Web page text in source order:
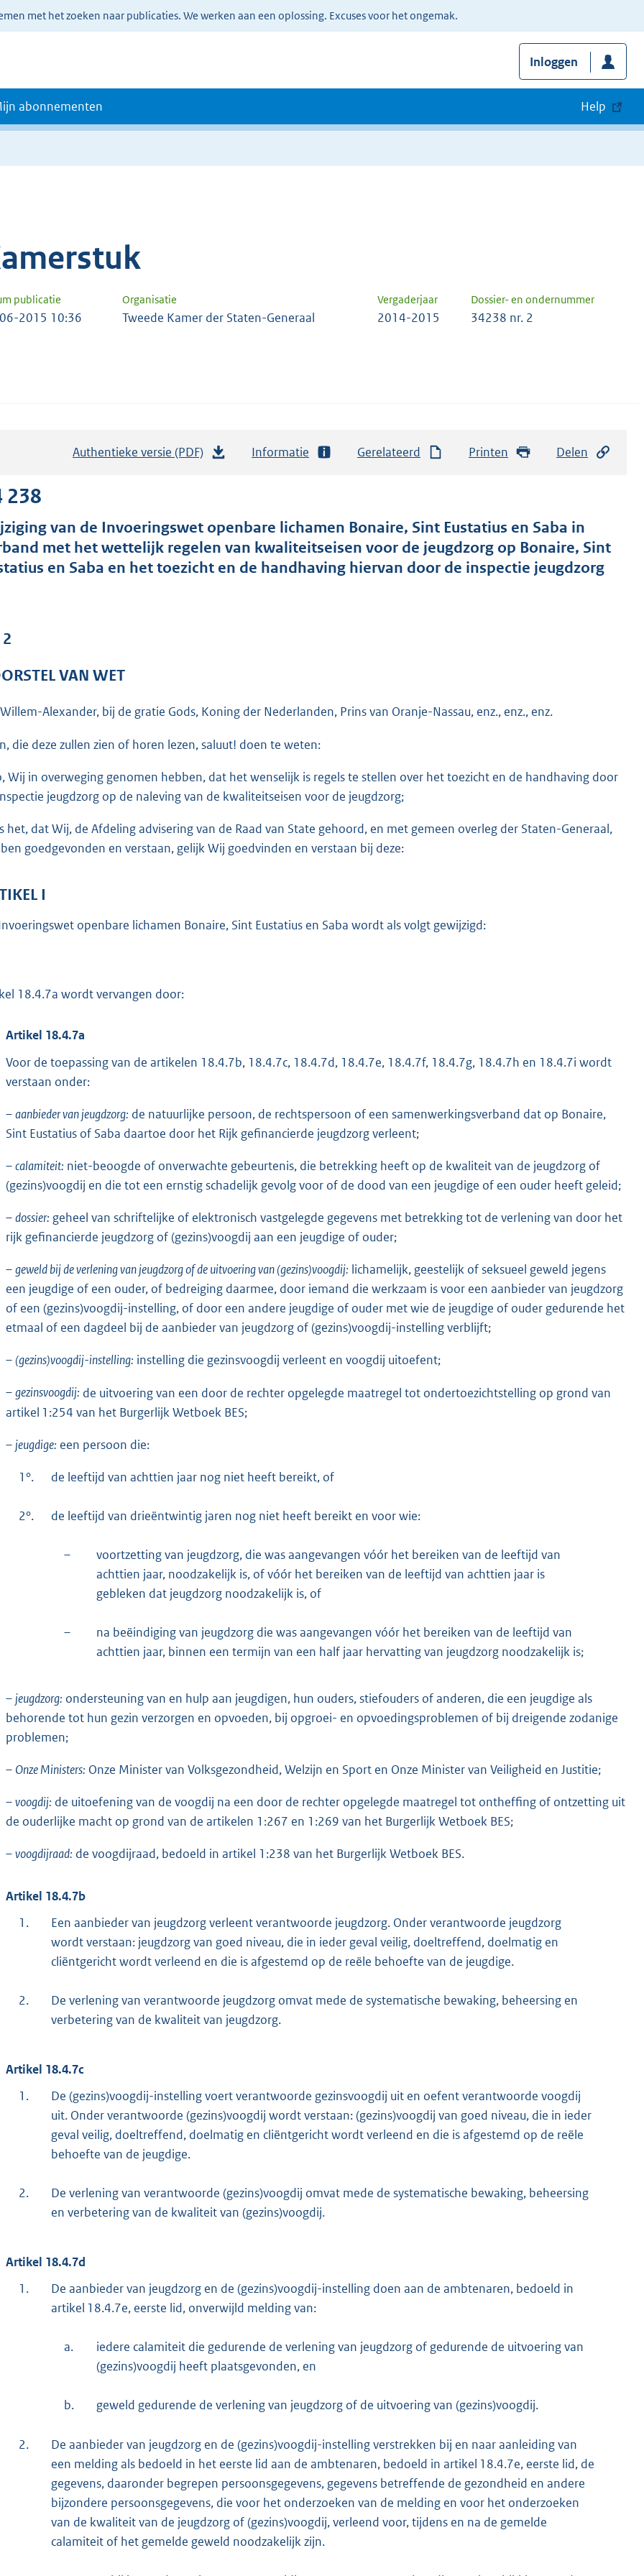
met het zoeken naar publicaties. We werken aan een oplossing. Excuses voor het ongemak.
Inloggen
abonnementen Help
publicatie Organisatie Vergaderjaar Dossier- en ondernummer
2015 10:36 Tweede Kamer der Staten-Generaal 2014-2015 34238 nr. 2
Authentieke versie (PDF)
a
n
d
t
:
0
K
Informatie Gerelateerd Printen Delen
238
van de Invoeringswet openbare lichamen Bonaire, Sint Eustatius en Saba in
met het wettelijk regelen van kwaliteitseisen voor de jeugdzorg op Bonaire, Sint
en Saba en het toezicht en de handhaving hiervan door de inspectie jeugdzorg
VAN WET
Alexander, bij de gratie Gods, Koning der Nederlanden, Prins van Oranje-Nassau, enz., enz., enz.
die deze zullen zien of horen lezen, saluut! doen te weten:
Wij in overweging genomen hebben, dat het wenselijk is regels te stellen over het toezicht en de handhaving door
jeugdzorg op de naleving van de kwaliteitseisen voor de jeugdzorg;
het, dat Wij, de Afdeling advisering van de Raad van State gehoord, en met gemeen overleg der Staten-Generaal,
goedgevonden en verstaan, gelijk Wij goedvinden en verstaan bij deze:
I
openbare lichamen Bonaire, Sint Eustatius en Saba wordt als volgt gewijzigd:
18.4.7a wordt vervangen door:
Artikel 18.4.7a
Voor de toepassing van de artikelen 18.4.7b, 18.4.7c, 18.4.7d, 18.4.7e, 18.4.7f, 18.4.7g, 18.4.7h en 18.4.7i wordt
verstaan onder:
–aanbieder van jeugdzorg: de natuurlijke persoon, de rechtspersoon of een samenwerkingsverband dat op Bonaire,
Sint Eustatius of Saba daartoe door het Rijk gefinancierde jeugdzorg verleent;
–calamiteit: niet-beoogde of onverwachte gebeurtenis, die betrekking heeft op de kwaliteit van de jeugdzorg of
(gezins)voogdij en die tot een ernstig schadelijk gevolg voor of de dood van een jeugdige of een ouder heeft geleid;
–dossier: geheel van schriftelijke of elektronisch vastgelegde gegevens met betrekking tot de verlening van door het
rijk gefinancierde jeugdzorg of (gezins)voogdij aan een jeugdige of ouder;
–geweld bij de verlening van jeugdzorg of de uitvoering van (gezins)voogdij: lichamelijk, geestelijk of seksueel geweld jegens
een jeugdige of een ouder, of bedreiging daarmee, door iemand die werkzaam is voor een aanbieder van jeugdzorg
of een (gezins)voogdij-instelling, of door een andere jeugdige of ouder met wie de jeugdige of ouder gedurende het
etmaal of een dagdeel bij de aanbieder van jeugdzorg of (gezins)voogdij-instelling verblijft;
– (gezins)voogdij-instelling: instelling die gezinsvoogdij verleent en voogdij uitoefent;
–gezinsvoogdij: de uitvoering van een door de rechter opgelegde maatregel tot ondertoezichtstelling op grond van
artikel 1:254 van het Burgerlijk Wetboek BES;
– jeugdige: een persoon die:
1°. de leeftijd van achttien jaar nog niet heeft bereikt, of
2°. de leeftijd van drieëntwintig jaren nog niet heeft bereikt en voor wie:
–
voortzetting van jeugdzorg, die was aangevangen vóór het bereiken van de leeftijd van
achttien jaar, noodzakelijk is, of vóór het bereiken van de leeftijd van achttien jaar is
gebleken dat jeugdzorg noodzakelijk is, of
–
na beëindiging van jeugdzorg die was aangevangen vóór het bereiken van de leeftijd van
achttien jaar, binnen een termijn van een half jaar hervatting van jeugdzorg noodzakelijk is;
– jeugdzorg: ondersteuning van en hulp aan jeugdigen, hun ouders, stiefouders of anderen, die een jeugdige als
behorende tot hun gezin verzorgen en opvoeden, bij opgroei- en opvoedingsproblemen of bij dreigende zodanige
problemen;
– Onze Ministers: Onze Minister van Volksgezondheid, Welzijn en Sport en Onze Minister van Veiligheid en Justitie;
–voogdij: de uitoefening van de voogdij na een door de rechter opgelegde maatregel tot ontheffing of ontzetting uit
de ouderlijke macht op grond van de artikelen 1:267 en 1:269 van het Burgerlijk Wetboek BES;
–voogdijraad: de voogdijraad, bedoeld in artikel 1:238 van het Burgerlijk Wetboek BES.
Artikel 18.4.7b
1.
Een aanbieder van jeugdzorg verleent verantwoorde jeugdzorg. Onder verantwoorde jeugdzorg
wordt verstaan: jeugdzorg van goed niveau, die in ieder geval veilig, doeltreffend, doelmatig en
cliëntgericht wordt verleend en die is afgestemd op de reële behoefte van de jeugdige.
2.
De verlening van verantwoorde jeugdzorg omvat mede de systematische bewaking, beheersing en
verbetering van de kwaliteit van jeugdzorg.
Artikel 18.4.7c
1.
De (gezins)voogdij-instelling voert verantwoorde gezinsvoogdij uit en oefent verantwoorde voogdij
uit. Onder verantwoorde (gezins)voogdij wordt verstaan: (gezins)voogdij van goed niveau, die in ieder
geval veilig, doeltreffend, doelmatig en cliëntgericht wordt verleend en die is afgestemd op de reële
behoefte van de jeugdige.
2.
De verlening van verantwoorde (gezins)voogdij omvat mede de systematische bewaking, beheersing
en verbetering van de kwaliteit van (gezins)voogdij.
Artikel 18.4.7d
1.
De aanbieder van jeugdzorg en de (gezins)voogdij-instelling doen aan de ambtenaren, bedoeld in
artikel 18.4.7e, eerste lid, onverwijld melding van:
a.
iedere calamiteit die gedurende de verlening van jeugdzorg of gedurende de uitvoering van
(gezins)voogdij heeft plaatsgevonden, en
b. geweld gedurende de verlening van jeugdzorg of de uitvoering van (gezins)voogdij.
2.
De aanbieder van jeugdzorg en de (gezins)voogdij-instelling verstrekken bij en naar aanleiding van
een melding als bedoeld in het eerste lid aan de ambtenaren, bedoeld in artikel 18.4.7e, eerste lid, de
gegevens, daaronder begrepen persoonsgegevens, gegevens betreffende de gezondheid en andere
bijzondere persoonsgegevens, die voor het onderzoeken van de melding en voor het onderzoeken
van de kwaliteit van de jeugdzorg of (gezins)voogdij, verleend voor, tijdens en na de gemelde
calamiteit of het gemelde geweld noodzakelijk zijn.